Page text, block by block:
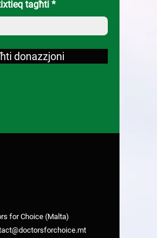
tagħti
donazzjoni
for Choice (Malta)